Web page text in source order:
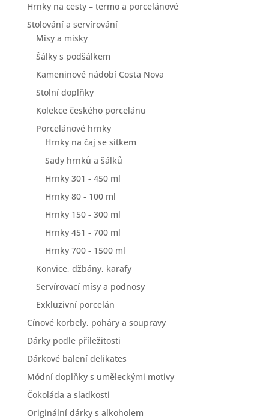
Hrnky na cesty – termo a porcelánové
Stolování a servírování
Mísy a misky
Šálky s podšálkem
Kameninové nádobí Costa Nova
Stolní doplňky
Kolekce českého porcelánu
Porcelánové hrnky
Hrnky na čaj se sítkem
Sady hrnků a šálků
Hrnky 301 - 450 ml
Hrnky 80 - 100 ml
Hrnky 150 - 300 ml
Hrnky 451 - 700 ml
Hrnky 700 - 1500 ml
Konvice, džbány, karafy
Servírovací mísy a podnosy
Exkluzivní porcelán
Cínové korbely, poháry a soupravy
Dárky podle příležitosti
Dárkové balení delikates
Módní doplňky s uměleckými motivy
Čokoláda a sladkosti
Originální dárky s alkoholem